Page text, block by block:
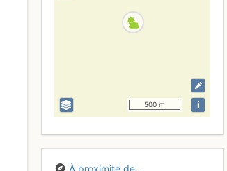
500 m i
À proximité de...